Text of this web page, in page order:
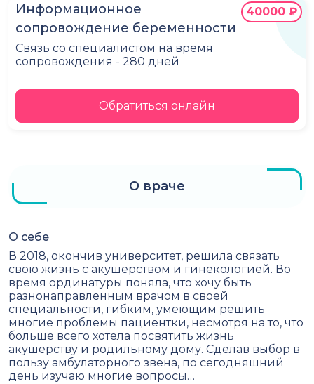
Информационное
сопровождение беременности
Связь со специалистом на время
сопровождения - 280 дней
40000 ₽
Обратиться онлайн
О враче
О себе
В 2018, окончив университет, решила связать
свою жизнь с акушерством и гинекологией. Во
время ординатуры поняла, что хочу быть
разнонаправленным врачом в своей
специальности, гибким, умеющим решить
многие проблемы пациентки, несмотря на то, что
больше всего хотела посвятить жизнь
акушерству и родильному дому. Сделав выбор в
пользу амбулаторного звена, по сегодняшний
день изучаю многие вопросы…